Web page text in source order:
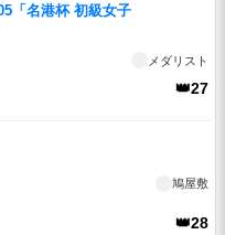
「名港杯 初級女子
メダリスト
👑27
鳩屋敷
👑28